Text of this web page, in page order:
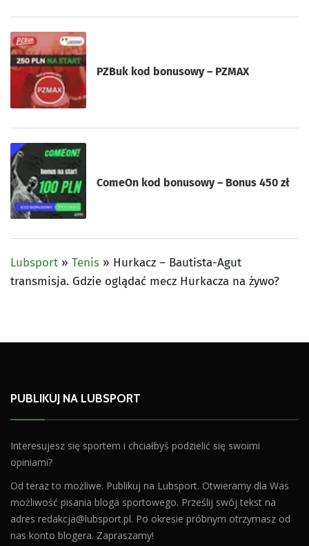
PZBuk kod bonusowy – PZMAX
ComeOn kod bonusowy – Bonus 450 zł
Lubsport » Tenis » Hurkacz – Bautista-Agut
transmisja. Gdzie oglądać mecz Hurkacza na żywo?
PUBLIKUJ NA LUBSPORT
Interesujesz się sportem i chciałbyś podzielić się swoimi
opiniami?
Od teraz to możliwe. Publikuj na Lubsport. Otwieramy dla Was
możliwość pisania bloga sportowego. Prześlij swój tekst na
adres redakcja@lubsport.pl. Po okresie próbnym otrzymasz od
nas konto blogera. Zapraszamy!